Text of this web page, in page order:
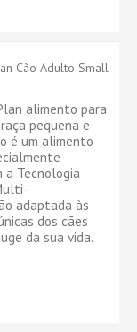
Cão Adulto Small
alimento para
pequena e
é um alimento
a Tecnologia
adaptada às
dos cães
da sua vida.